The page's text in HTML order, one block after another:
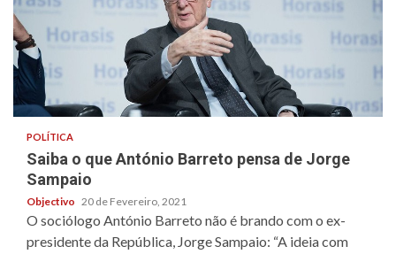
POLÍTICA
Saiba o que António Barreto pensa de Jorge
Sampaio
Objectivo 20 de Fevereiro, 2021
O sociólogo António Barreto não é brando com o ex-
presidente da República, Jorge Sampaio: “A ideia com